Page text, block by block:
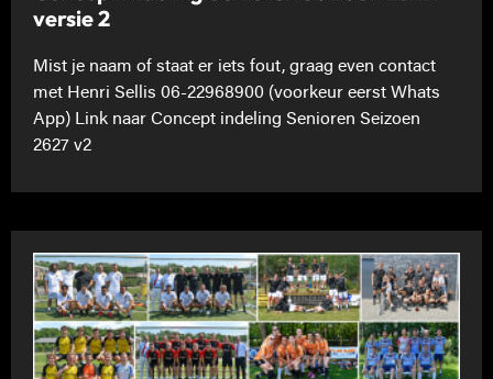
versie 2
Mist je naam of staat er iets fout, graag even contact
met Henri Sellis 06-22968900 (voorkeur eerst Whats
App) Link naar Concept indeling Senioren Seizoen
2627 v2